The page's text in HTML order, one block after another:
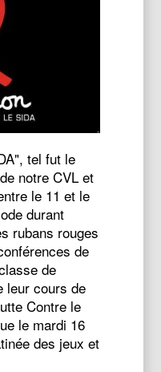
tel fut le
notre CVL et
le 11 et le
durant
rubans rouges
de
de
leur cours de
Contre le
le mardi 16
des jeux et